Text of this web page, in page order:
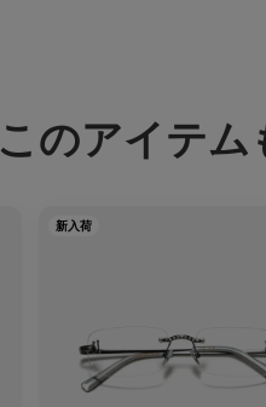
このアイテ
新入荷